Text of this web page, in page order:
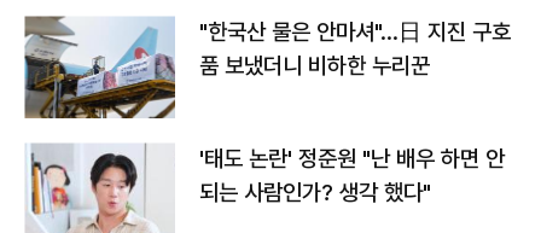
"한국산 물은 안마셔"…日 지진 구호
품 보냈더니 비하한 누리꾼
'태도 논란' 정준원 "난 배우 하면 안
되는 사람인가? 생각 했다"